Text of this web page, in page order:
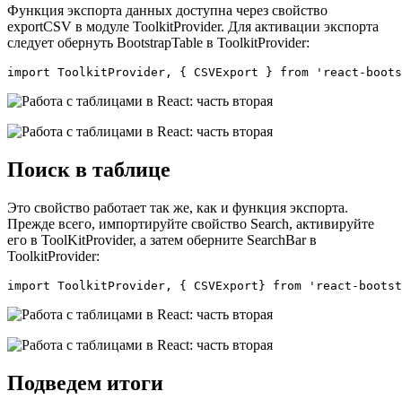
Функция экспорта данных доступна через свойство
exportCSV в модуле ToolkitProvider. Для активации экспорта
следует обернуть BootstrapTable в ToolkitProvider:
import ToolkitProvider, { CSVExport } from 'react-
Поиск в таблице
Это свойство работает так же, как и функция экспорта.
Прежде всего, импортируйте свойство Search, активируйте
его в ToolKitProvider, а затем оберните SearchBar в
ToolkitProvider:
import ToolkitProvider, { CSVExport} from 'react-
Подведем итоги